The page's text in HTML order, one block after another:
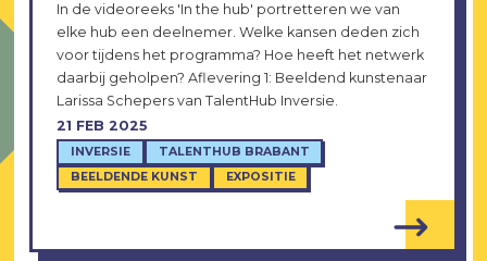
21 FEB 2025
INVERSIE
TALENTHUB BRABANT
BEELDENDE KUNST
EXPOSITIE
In de videoreeks 'In the hub' portretteren we van
elke hub een deelnemer. Welke kansen deden zich
voor tijdens het programma? Hoe heeft het netwerk
daarbij geholpen? Aflevering 1: Beeldend kunstenaar
Larissa Schepers van TalentHub Inversie.